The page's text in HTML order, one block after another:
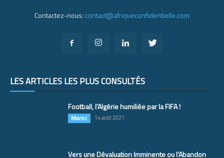
Contactez-nous: contact@afriqueconfidentielle.com
LES ARTICLES LES PLUS CONSULTÉS
Football, l’Algérie humiliée par la FIFA !
Maroc 14 août 2021
Vers une Dévaluation Imminente ou l’Abandon